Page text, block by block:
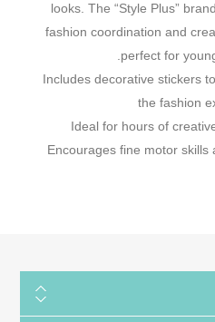
looks. The “Style Plus”
fashion coordination and
perfect for
Includes decorative
the fashion
Ideal for hours of
Encourages fine motor